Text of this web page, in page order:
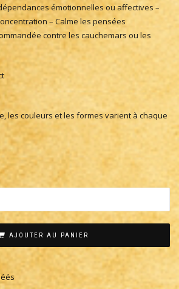
émotionnelles ou affectives –
– Calme les pensées
contre les cauchemars ou les
les couleurs et les formes varient à chaque
AJOUTER AU PANIER